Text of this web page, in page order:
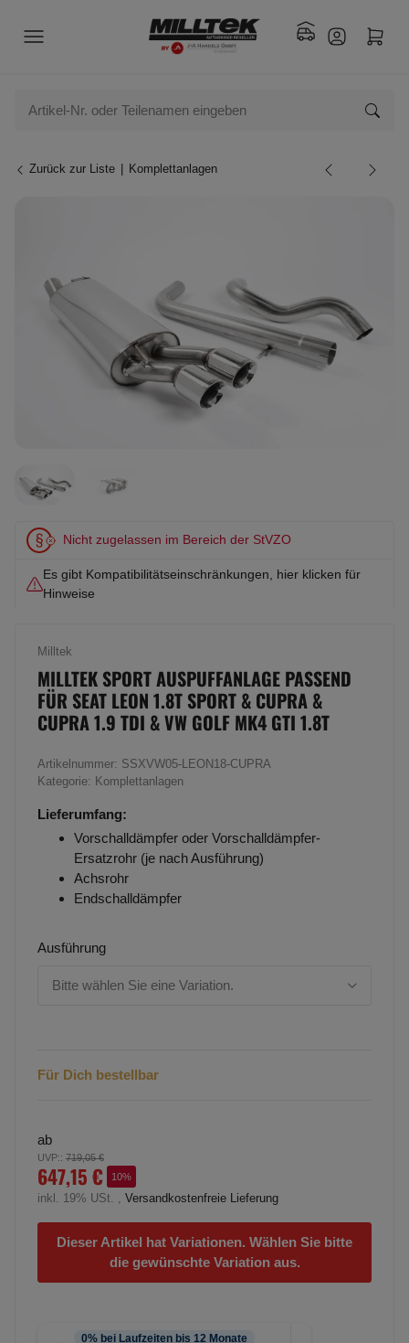
Zurück zur Liste Komplettanlagen
Nicht zugelassen im Bereich der StVZO
Es gibt Kompatibilitätseinschränkungen, hier klicken für
Hinweise
Milltek
MILLTEK SPORT AUSPUFFANLAGE PASSEND
FÜR SEAT LEON 1.8T SPORT & CUPRA &
CUPRA 1.9 TDI & VW GOLF MK4 GTI 1.8T
Artikelnummer: SSXVW05-LEON18-CUPRA
Kategorie: Komplettanlagen
Lieferumfang:
Vorschalldämpfer oder Vorschalldämpfer-
Ersatzrohr (je nach Ausführung)
Achsrohr
Endschalldämpfer
Ausführung
Bitte wählen Sie eine Variation.
Für Dich bestellbar
ab
UVP:: 719,05 €
647,15 € 10%
inkl. 19% USt. , Versandkostenfreie Lieferung
Dieser Artikel hat Variationen. Wählen Sie bitte
die gewünschte Variation aus.